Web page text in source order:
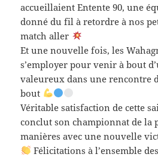
accueillaient Entente 90, une
donné du fil à retordre à nos
match aller
Et une nouvelle fois, les
s’employer pour venir à bout
valeureux dans une rencontre
bout
Véritable satisfaction de cette
conclut son championnat de la
manières avec une nouvelle
Félicitations à l’ensemble